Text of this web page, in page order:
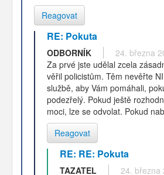
Reagovat
RE: Pokuta
ODBORNÍK
24. března
Za prvé jste udělal zcela
věřil policistům. Těm nevěřte
službě, aby Vám pomáhali,
podezřelý. Pokud ještě
moci, lze se odvolat. Pokud
Reagovat
RE: RE: Pokuta
TAZATEL
24. března